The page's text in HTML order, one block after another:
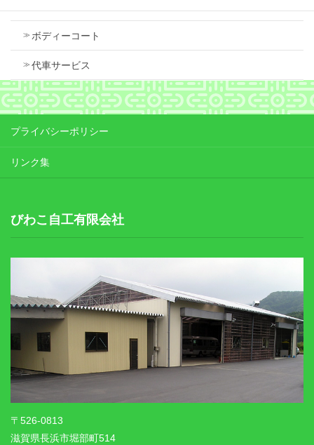
ボディーコート
代車サービス
プライバシーポリシー
リンク集
びわこ自工有限会社
〒526-0813
滋賀県長浜市堀部町514